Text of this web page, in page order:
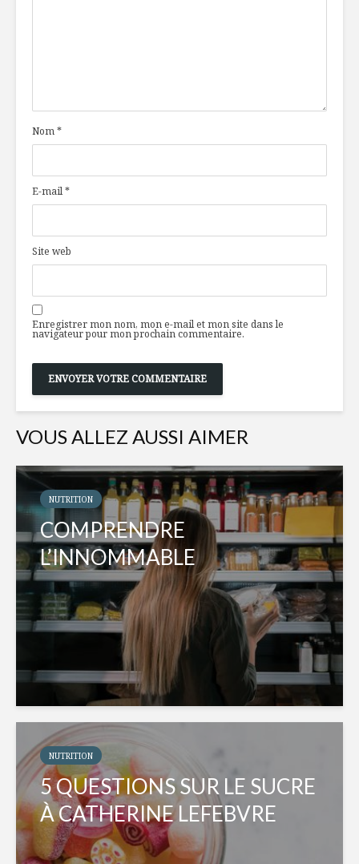
Nom*
E-mail*
Site web
Enregistrer mon nom, mon e-mail et mon site dans le
navigateur pour mon prochain commentaire.
VOUS ALLEZ AUSSI AIMER
NUTRITION
COMPRENDRE
L’INNOMMABLE
NUTRITION
5 QUESTIONS SUR LE SUCRE
À CATHERINE LEFEBVRE